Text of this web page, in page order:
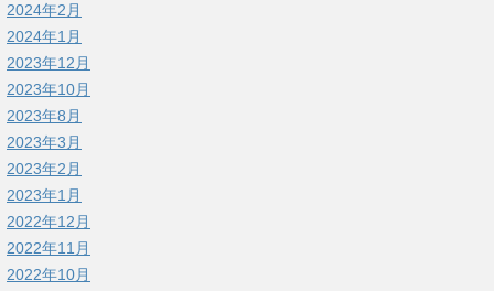
2024年2月
2024年1月
2023年12月
2023年10月
2023年8月
2023年3月
2023年2月
2023年1月
2022年12月
2022年11月
2022年10月